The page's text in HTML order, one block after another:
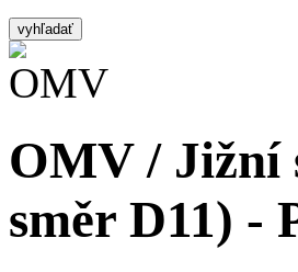
vyhľadať
OMV / Jižní
směr D11) -